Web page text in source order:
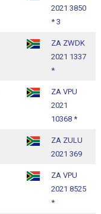
2021 3850
* 3
ZA ZWDK
2021 1337
*
ZA VPU
2021
10368 *
ZA ZULU
2021 369
ZA VPU
2021 8525
*